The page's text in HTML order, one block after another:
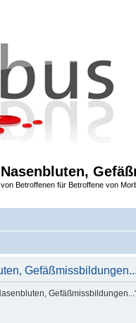
Betroffenen für Betroffene von